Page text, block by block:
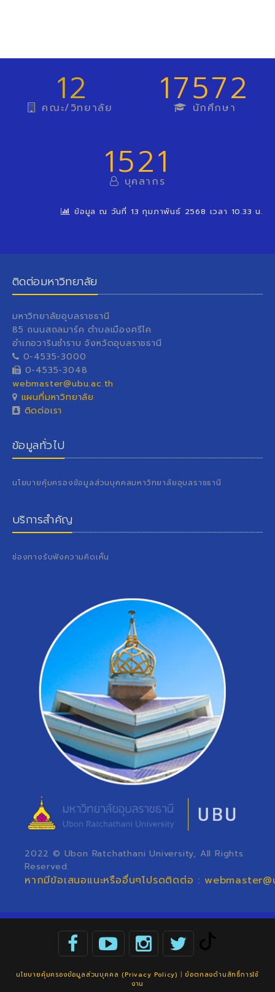
12
คณะ/วิทยาลัย 17572
นักศึกษา
1521
บุคลากร
ข้อมูล ณ วันที่ 13 กุมภาพันธ์ 2568 เวลา 10.33 น.
ติดต่อมหาวิทยาลัย
มหาวิทยาลัยอุบลราชธานี
85 ถนนสถลมาร์ค ตำบลเมืองศรีไค
อำเภอวารินชำราบ จังหวัดอุบลราชธานี
0-4535-3000
0-4535-3048
webmaster@ubu.ac.th
แผนที่มหาวิทยาลัย
ติดต่อเรา
ข้อมูลทั่วไป
นโยบายคุ้มครองข้อมูลส่วนบุคคลมหาวิทยาลัยอุบลราชธานี
บริการสำคัญ
ช่องทางรับฟังความคิดเห็น
2022 © Ubon Ratchathani University, All Rights
Reserved.
หากมีข้อเสนอแนะหรืออื่นๆโปรดติดต่อ :
นโยบายคุ้มครองข้อมูลส่วนบุคคล (Privacy Policy) |ข้อตกลงด้านสิทธิ์การใช้
งาน